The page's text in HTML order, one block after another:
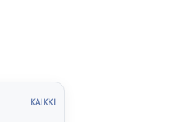
KAIKKI